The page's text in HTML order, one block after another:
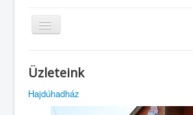
Üzleteink
Hajdúhadház